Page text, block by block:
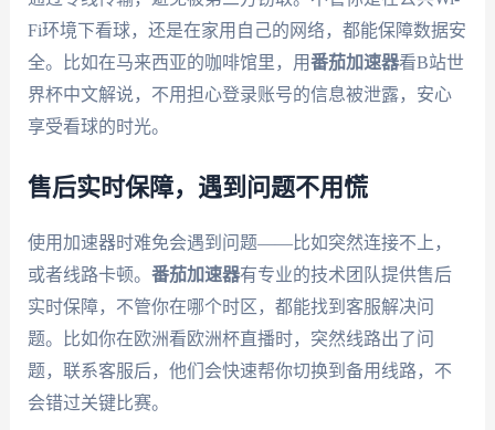
Fi环境下看球，还是在家用自己的网络，都能保障数据安
全。比如在马来西亚的咖啡馆里，用番茄加速器看B站世
界杯中文解说，不用担心登录账号的信息被泄露，安心
享受看球的时光。
售后实时保障，遇到问题不用慌
使用加速器时难免会遇到问题——比如突然连接不上，
或者线路卡顿。 番茄加速器有专业的技术团队提供售后
实时保障，不管你在哪个时区，都能找到客服解决问
题。比如你在欧洲看欧洲杯直播时，突然线路出了问
题，联系客服后，他们会快速帮你切换到备用线路，不
会错过关键比赛。